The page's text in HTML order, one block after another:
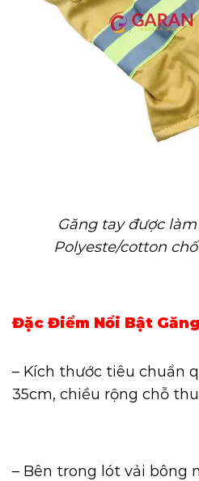
Găng tay được
Polyeste/cotton
Đặc Điểm Nổi Bật
– Kích thước tiêu chuẩn
35cm, chiều rộng chỗ
– Bên trong lót vải bông